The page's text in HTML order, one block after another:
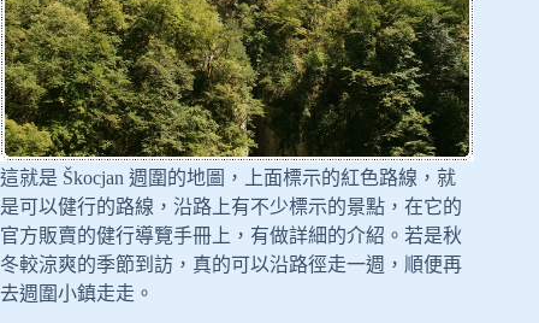
這就是 Škocjan 週圍的地圖，上面標示的紅色路線，就
是可以健行的路線，沿路上有不少標示的景點，在它的
官方販賣的健行導覽手冊上，有做詳細的介紹。若是秋
冬較涼爽的季節到訪，真的可以沿路徑走一週，順便再
去週圍小鎮走走。